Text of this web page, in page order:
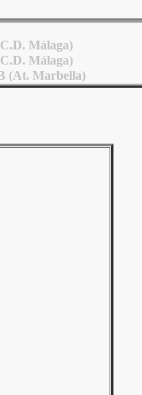
Málaga)
Málaga)
(At. Marbella)